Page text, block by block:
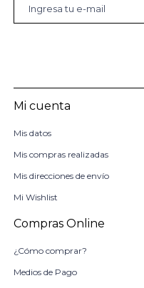
Mi cuenta
Mis datos
Mis compras realizadas
Mis direcciones de envío
Mi Wishlist
Compras Online
¿Cómo comprar?
Medios de Pago